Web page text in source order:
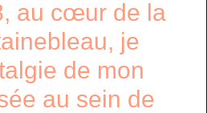
au cœur de la
je
de mon
au sein de